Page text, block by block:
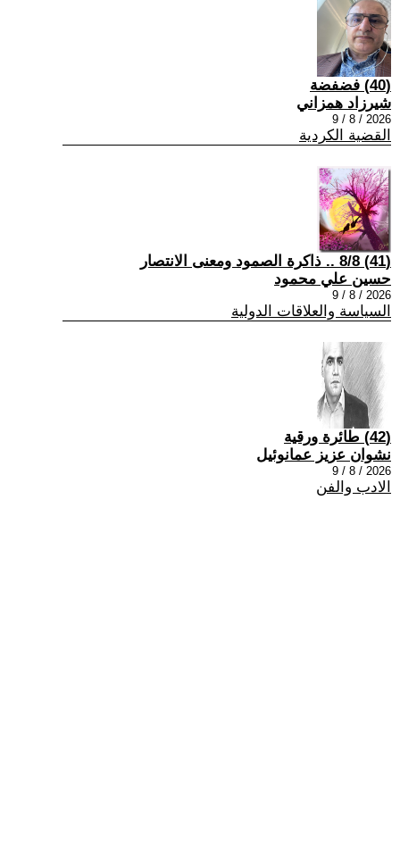
(40) فضفضة
شيرزاد همزاني
2026 / 8 / 9
القضية الكردية
(41) 8/8 .. ذاكرة الصمود ومعنى الانتصار
حسين علي محمود
2026 / 8 / 9
السياسة والعلاقات الدولية
(42) طائرة ورقية
نشوان عزيز عمانوئيل
2026 / 8 / 9
الادب والفن